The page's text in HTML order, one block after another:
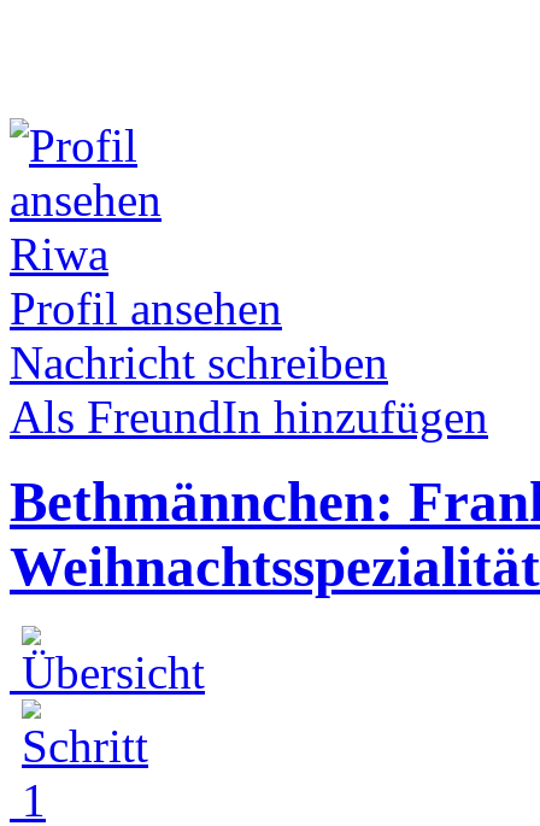
Riwa
Profil ansehen
Nachricht schreiben
Als FreundIn hinzufügen
Bethmännchen:
Weihnachtsspezialität